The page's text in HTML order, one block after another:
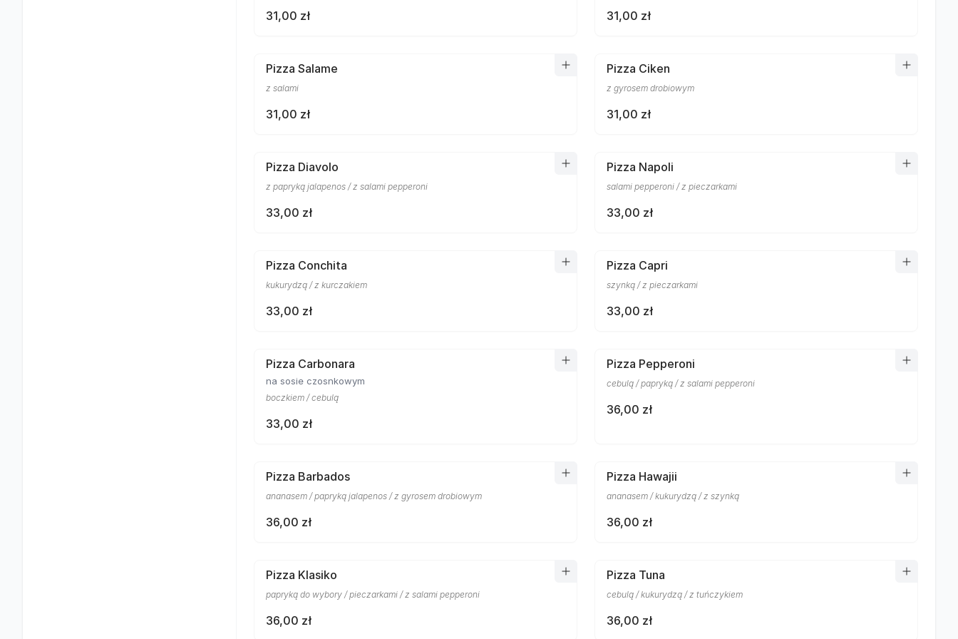
31,00 zł 31,00 zł
Pizza Salame
z salami
31,00 zł
Pizza Ciken
z gyrosem drobiowym
31,00 zł
Pizza Diavolo
z papryką jalapenos / z salami pepperoni
33,00 zł
Pizza Napoli
salami pepperoni / z pieczarkami
33,00 zł
Pizza Conchita
kukurydzą / z kurczakiem
33,00 zł
Pizza Capri
szynką / z pieczarkami
33,00 zł
Pizza Carbonara
na sosie czosnkowym
boczkiem / cebulą
33,00 zł
Pizza Pepperoni
cebulą / papryką / z salami pepperoni
36,00 zł
Pizza Barbados
ananasem / papryką jalapenos / z gyrosem drobiowym
36,00 zł
Pizza Hawajii
ananasem / kukurydzą / z szynką
36,00 zł
Pizza Klasiko
papryką do wybory / pieczarkami / z salami pepperoni
36,00 zł
Pizza Tuna
cebulą / kukurydzą / z tuńczykiem
36,00 zł